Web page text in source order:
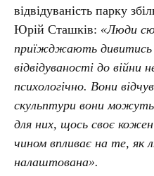
відвідуваність парку
Юрій Сташків: «Люди
приїжджають дивитись
відвідуваності до війни
психологічно. Вони
скульптури вони
для них, щось своє
чином впливає на те, як
налаштована».